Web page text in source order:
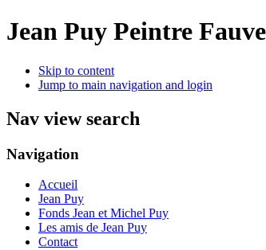
Jean Puy Peintre Fauve
Skip to content
Jump to main navigation and login
Nav view search
Navigation
Accueil
Jean Puy
Fonds Jean et Michel Puy
Les amis de Jean Puy
Contact